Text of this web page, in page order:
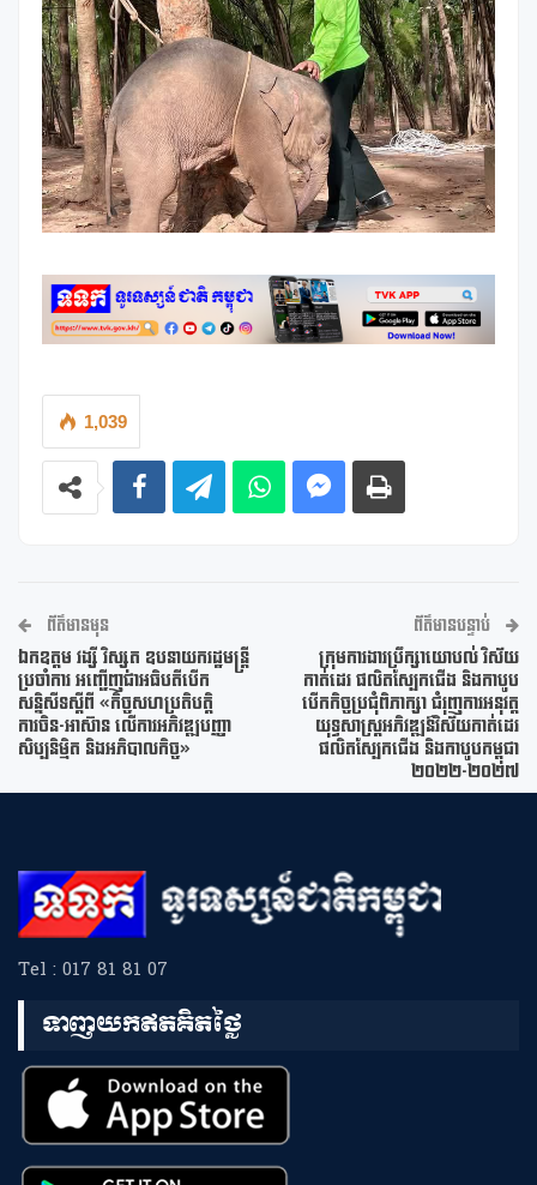
1,039
ព័ត៌មានមុន
ឯកឧត្តម វង្សី វិស្សុត ឧបនាយករដ្ឋមន្ត្រី
ប្រចាំការ អញ្ជើញជាអធិបតីបើក
សន្និសីទស្ដីពី «កិច្ចសហប្រតិបត្តិ
ការចិន-អាស៊ាន លើការអភិវឌ្ឍបញ្ញា
សិប្បនិម្មិត និងអភិបាលកិច្ច»
ព័ត៌មានបន្ទាប់
ក្រុមការងារប្រឹក្សាយោបល់ វិស័យ
កាត់ដេរ ផលិតស្បែកជើង និងកាបូប
បើកកិច្ចប្រជុំពិភាក្សា ជំរុញការអនុវត្ត
យុទ្ធសាស្ត្រអភិវឌ្ឍន៍វិស័យកាត់ដេរ
ផលិតស្បែកជើង និងកាបូបកម្ពុជា
២០២២-២០២៧
Tel : 017 81 81 07
ទាញយកឥតគិតថ្លៃ